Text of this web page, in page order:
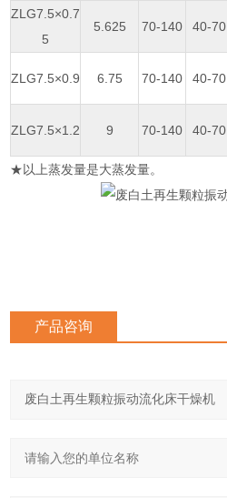
ZLG7.5×0.7
5
5.625 70-140 40-70
ZLG7.5×0.9 6.75 70-140 40-70
ZLG7.5×1.2 9 70-140 40-70
★以上蒸发量是大蒸发量。
产品咨询